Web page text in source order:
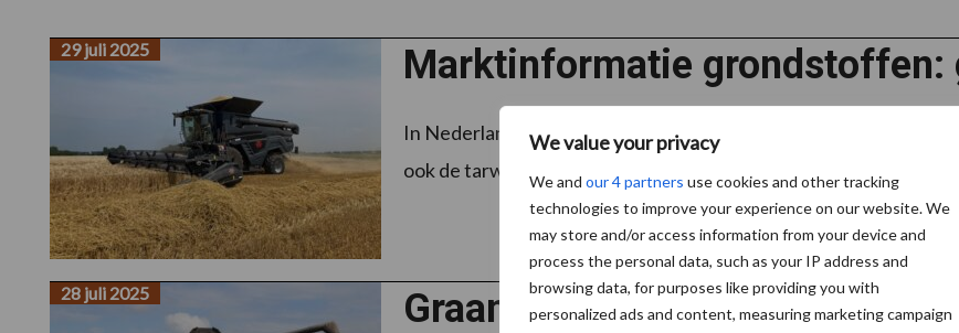
We value your privacy
We and our 4 partners use cookies and other tracking
technologies to improve your experience on our website. We
may store and/or access information from your device and
process the personal data, such as your IP address and
browsing data, for purposes like providing you with
personalized ads and content, measuring marketing campaign
Marktinformatie grondstoffen:
29 juli 2025
In Nederland is de graanoogst momenteel in volle gang. Waar
ook de tarwe er langzaam af te komen. Een uitdaging hierbij is
Graanoogst tussen de buien
28 juli 2025